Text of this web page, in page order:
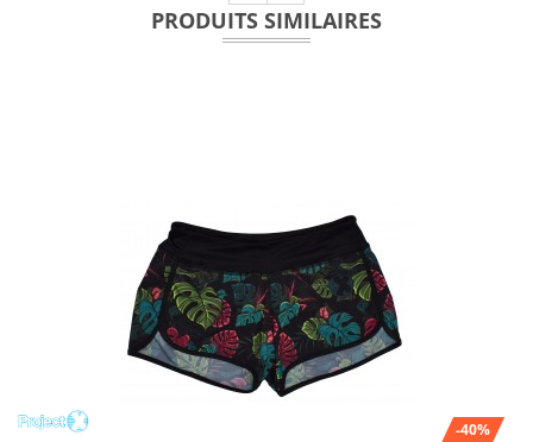
PRODUITS SIMILAIRES
-40%